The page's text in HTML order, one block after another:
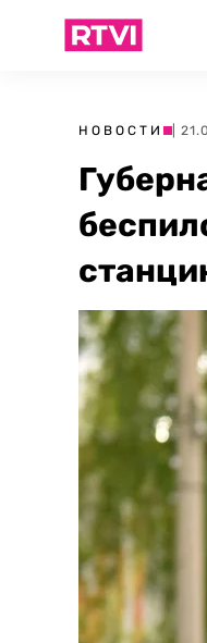
НОВОСТИ |